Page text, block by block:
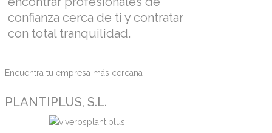
confianza cerca de ti y contratar
con total tranquilidad.
Encuentra tu empresa más cercana
PLANTIPLUS, S.L.